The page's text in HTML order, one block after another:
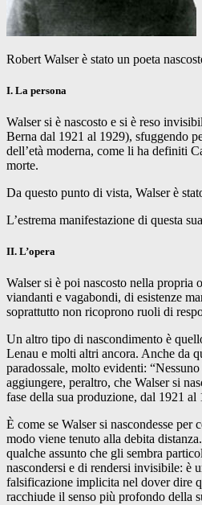
Robert Walser è stato un poeta
I. La persona
Walser si è nascosto e si è reso
Berna dal 1921 al 1929), sfuggendo
dell’età moderna, come li ha definiti
morte.
Da questo punto di vista, Walser è
L’estrema manifestazione di questa
II. L’opera
Walser si è poi nascosto nella propria
viandanti e vagabondi, di esistenze
soprattutto non ricoprono ruoli di
Un altro tipo di nascondimento è
Lenau e molti altri ancora. Anche da
paradossale, molto evidenti:
aggiungere, peraltro, che Walser si
fase della sua produzione, dal 1921
È come se Walser si nascondesse
modo viene tenuto alla debita
qualche assunto che gli sembra
nascondersi e di rendersi invisibile: è
falsificazione implicita nel dover dire
racchiude il senso più profondo della